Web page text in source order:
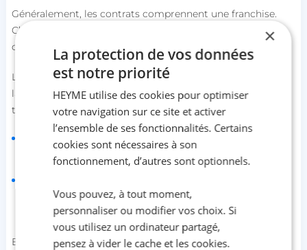
Généralement, les contrats comprennent une franchise.
C’est une somme correspondante aux dommages que tu
dois prendre en charge.
L’évaluation des préjudices causés aux biens est basée sur
la valeur déclarée avant le sinistre. Ton assureur
t’indemnise en prenant en considération deux notions :
la valeur d’usage : elle prend en compte l’usure normale
des biens et leur dépréciation (obsolescence après X
temps d’achat) ;
prix d’achat, sur présentation de la facture qui sert de
preuve.
En cas de sinistre, tu dois rapidement faire une déclaration
×
La protection de vos données
est notre priorité
HEYME utilise des cookies pour optimiser
votre navigation sur ce site et activer
l’ensemble de ses fonctionnalités. Certains
cookies sont nécessaires à son
fonctionnement, d’autres sont optionnels.
Vous pouvez, à tout moment,
personnaliser ou modifier vos choix. Si
vous utilisez un ordinateur partagé,
pensez à vider le cache et les cookies.